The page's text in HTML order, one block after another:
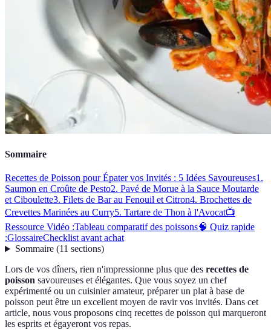
Sommaire
Recettes de Poisson pour Épater vos Invités : 5 Idées Savoureuses1.
Saumon en Croûte de Pesto2. Pavé de Morue à la Sauce Moutarde
et Ciboulette3. Filets de Bar au Fenouil et Citron4. Brochettes de
Crevettes Marinées au Curry5. Tartare de Thon à l'Avocat📺
Ressource Vidéo :Tableau comparatif des poissons🧠 Quiz rapide
:GlossaireChecklist avant achat
Sommaire(11 sections)
Lors de vos dîners, rien n'impressionne plus que des recettes de
poisson savoureuses et élégantes. Que vous soyez un chef
expérimenté ou un cuisinier amateur, préparer un plat à base de
poisson peut être un excellent moyen de ravir vos invités. Dans cet
article, nous vous proposons cinq recettes de poisson qui marqueront
les esprits et égayeront vos repas.